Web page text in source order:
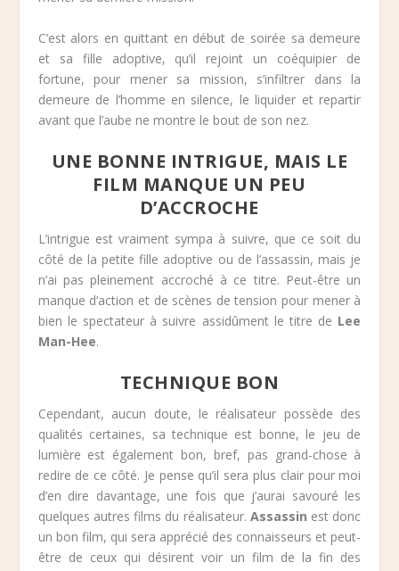
C’est alors en quittant en début de soirée sa demeure
et sa fille adoptive, qu’il rejoint un coéquipier de
fortune, pour mener sa mission, s’infiltrer dans la
demeure de l’homme en silence, le liquider et repartir
avant que l’aube ne montre le bout de son nez.
UNE BONNE INTRIGUE, MAIS LE
FILM MANQUE UN PEU
D’ACCROCHE
L’intrigue est vraiment sympa à suivre, que ce soit du
côté de la petite fille adoptive ou de l’assassin, mais je
n’ai pas pleinement accroché à ce titre. Peut-être un
manque d’action et de scènes de tension pour mener à
bien le spectateur à suivre assidûment le titre de Lee
Man-Hee.
TECHNIQUE BON
Cependant, aucun doute, le réalisateur possède des
qualités certaines, sa technique est bonne, le jeu de
lumière est également bon, bref, pas grand-chose à
redire de ce côté. Je pense qu’il sera plus clair pour moi
d’en dire davantage, une fois que j’aurai savouré les
quelques autres films du réalisateur. Assassin est donc
un bon film, qui sera apprécié des connaisseurs et peut-
être de ceux qui désirent voir un film de la fin des